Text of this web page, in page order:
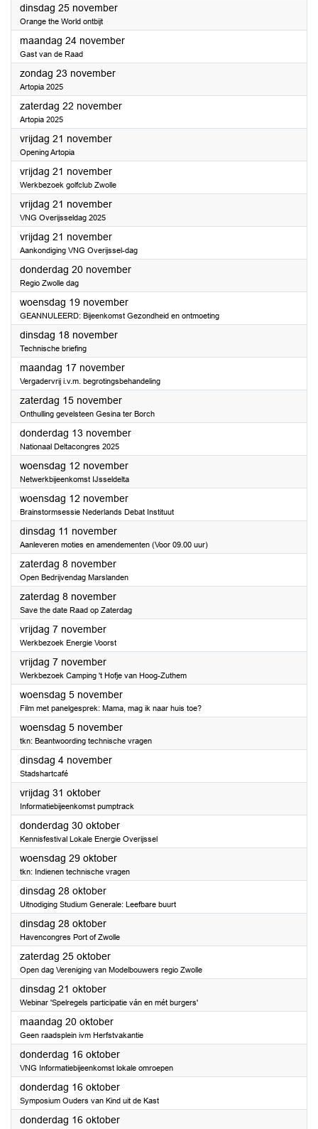
dinsdag 25 november2025
Orange the World ontbijt
maandag 24 november2025
Gast van de Raad
zondag 23 november2025
Artopia 2025
zaterdag 22 november2025
Artopia 2025
vrijdag 21 november2025
Opening Artopia
vrijdag 21 november2025
Werkbezoek golfclub Zwolle
vrijdag 21 november2025
VNG Overijsseldag 2025
vrijdag 21 november2025
Aankondiging VNG Overijssel-dag
donderdag 20 november2025
Regio Zwolle dag
woensdag 19 november2025
GEANNULEERD: Bijeenkomst Gezondheid en ontmoeting
dinsdag 18 november2025
Technische briefing
maandag 17 november2025
Vergadervrij i.v.m. begrotingsbehandeling
zaterdag 15 november2025
Onthulling gevelsteen Gesina ter Borch
donderdag 13 november2025
Nationaal Deltacongres 2025
woensdag 12 november2025
Netwerkbijeenkomst IJsseldelta
woensdag 12 november2025
Brainstormsessie Nederlands Debat Instituut
dinsdag 11 november2025
Aanleveren moties en amendementen (Voor 09.00 uur)
zaterdag 8 november2025
Open Bedrijvendag Marslanden
zaterdag 8 november2025
Save the date Raad op Zaterdag
vrijdag 7 november2025
Werkbezoek Energie Voorst
vrijdag 7 november2025
Werkbezoek Camping 't Hofje van Hoog-Zuthem
woensdag 5 november2025
Film met panelgesprek: Mama, mag ik naar huis toe?
woensdag 5 november2025
tkn: Beantwoording technische vragen
dinsdag 4 november2025
Stadshartcafé
vrijdag 31 oktober2025
Informatiebijeenkomst pumptrack
donderdag 30 oktober2025
Kennisfestival Lokale Energie Overijssel
woensdag 29 oktober2025
tkn: Indienen technische vragen
dinsdag 28 oktober2025
Uitnodiging Studium Generale: Leefbare buurt
dinsdag 28 oktober2025
Havencongres Port of Zwolle
zaterdag 25 oktober2025
Open dag Vereniging van Modelbouwers regio Zwolle
dinsdag 21 oktober2025
Webinar 'Spelregels participatie ván en mét burgers'
maandag 20 oktober2025
Geen raadsplein ivm Herfstvakantie
donderdag 16 oktober2025
VNG Informatiebijeenkomst lokale omroepen
donderdag 16 oktober2025
Symposium Ouders van Kind uit de Kast
donderdag 16 oktober2025